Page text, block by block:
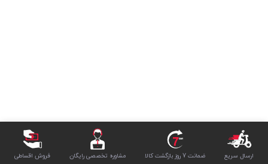
ارسال سریع ضمانت 7 روز بازگشت کالا مشاوره تخصصی رایگان فروش اقساطی